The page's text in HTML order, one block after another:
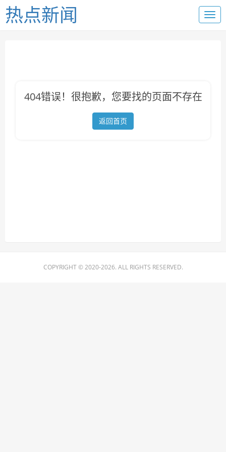
热点新闻
404错误！很抱歉，您要找的页面不存在
返回首页
COPYRIGHT © 2020-2026. ALL RIGHTS RESERVED.